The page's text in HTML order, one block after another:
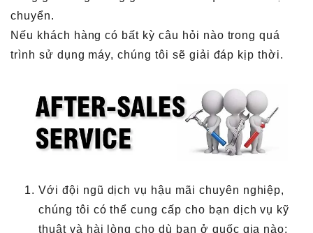
chuyển.
Nếu khách hàng có bất kỳ câu hỏi nào trong quá
trình sử dụng máy, chúng tôi sẽ giải đáp kịp thời.
Với đội ngũ dịch vụ hậu mãi chuyên nghiệp,
chúng tôi có thể cung cấp cho bạn dịch vụ kỹ
thuật và hài lòng cho dù bạn ở quốc gia nào;